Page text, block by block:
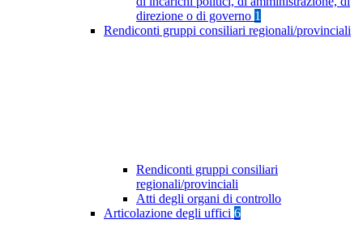
direzione o di governo 1
Rendiconti gruppi consiliari regionali/provinciali
Rendiconti gruppi consiliari
regionali/provinciali
Atti degli organi di controllo
Articolazione degli uffici 6